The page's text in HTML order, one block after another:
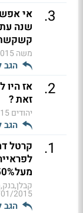
3
.
אי
שנה
משה
הגב
2
.
אז היו
זאת ?
יהודים
הגב
1
.
קרטל
מעל50%=דורעני=סיכון (ל"ת)
2015 12:33
הגב